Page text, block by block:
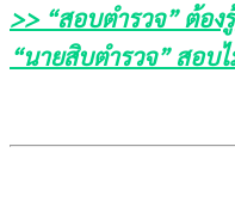
>> “สอบตำรวจ” ต้อง
“นายสิบตำรวจ” สอบ